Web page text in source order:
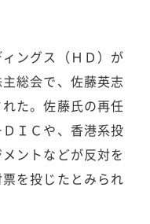
ングス（ＨＤ）が
総会で、佐藤英志
た。佐藤氏の再任
ＩＣや、香港系投
ントなどが反対を
を投じたとみられ